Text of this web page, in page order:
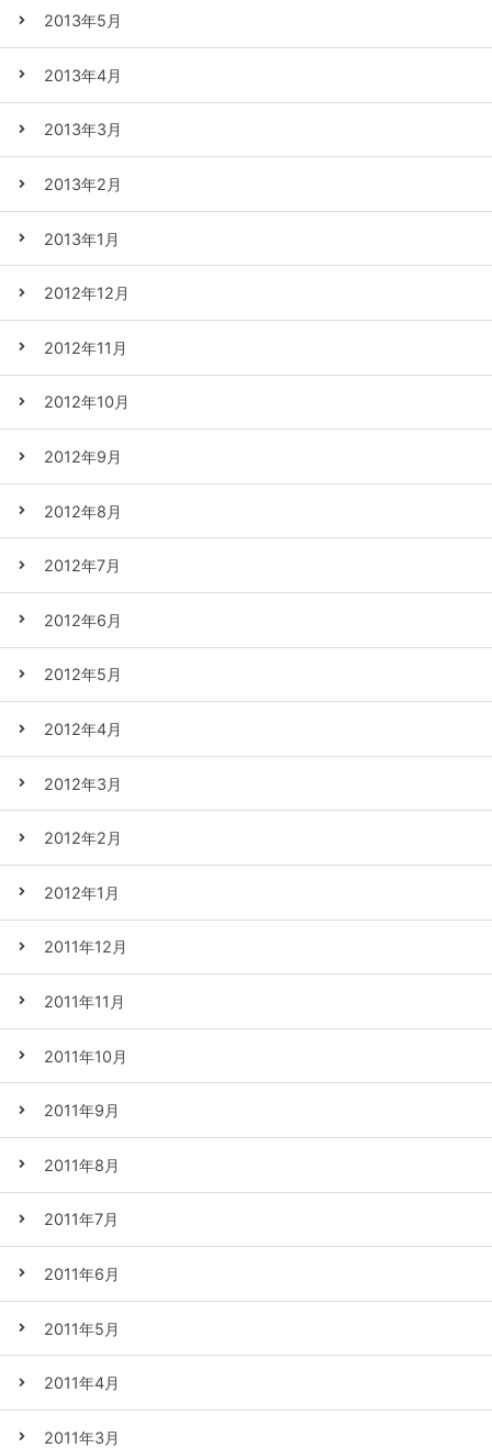
2013年5月
2013年4月
2013年3月
2013年2月
2013年1月
2012年12月
2012年11月
2012年10月
2012年9月
2012年8月
2012年7月
2012年6月
2012年5月
2012年4月
2012年3月
2012年2月
2012年1月
2011年12月
2011年11月
2011年10月
2011年9月
2011年8月
2011年7月
2011年6月
2011年5月
2011年4月
2011年3月